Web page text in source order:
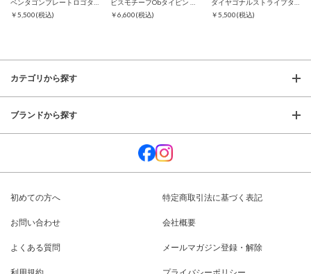
￥5,500(税込)
￥6,600(税込)
￥5,500(税込)
カテゴリから探す
ブランドから探す
初めての方へ 特定商取引法に基づく表記
お問い合わせ 会社概要
よくある質問 メールマガジン登録・解除